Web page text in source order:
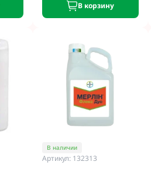
В корзину
В наличии
Артикул: 132313